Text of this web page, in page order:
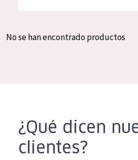
Crema de día
Crema de noche
Spanish
No se han encontrado productos
¿Qué dicen
clientes?